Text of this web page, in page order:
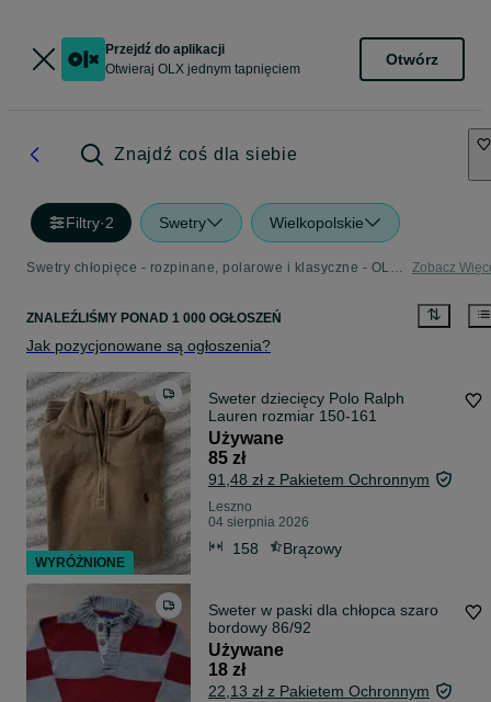
Przejdź do aplikacji
Otwieraj OLX jednym tapnięciem
Otwórz
Znajdź coś dla siebie
Filtry·2 Swetry Wielkopolskie
Swetry chłopięce - rozpinane, polarowe i klasyczne - OLX.pl Zobacz
ZNALEŹLIŚMY PONAD 1 000 OGŁOSZEŃ
Jak pozycjonowane są ogłoszenia?
Sweter dziecięcy Polo Ralph
Lauren rozmiar 150-161
Używane
85 zł
91,48 zł z Pakietem Ochronnym
Leszno
04 sierpnia 2026
158 Brązowy
Sweter w paski dla chłopca szaro
bordowy 86/92
Używane
18 zł
22,13 zł z Pakietem Ochronnym
WYRÓŻNIONE